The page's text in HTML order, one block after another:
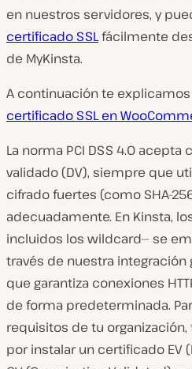
en nuestros servidores, y
certificado SSLfácilmente
de MyKinsta.
A continuación te
certificado SSL en
La norma PCI DSS 4.0
validado (DV), siempre que
cifrado fuertes (como SHA-
adecuadamente. En Kinsta,
incluidos los wildcard— se
través de nuestra integración
que garantiza conexiones
de forma predeterminada.
requisitos de tu
por instalar un certificado EV